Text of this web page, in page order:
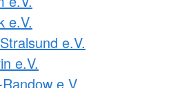
e.V.
e.V.
e.V.
e.V.